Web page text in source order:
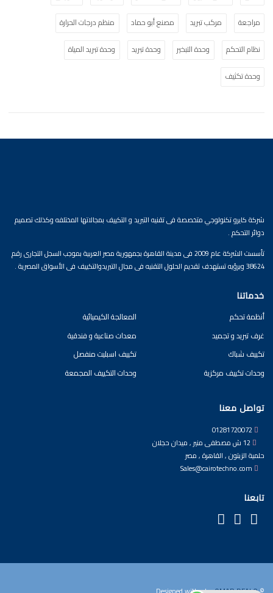
مراجعة
مركب تبريد مصنع أبو حماد
منظم درجات الحرارة
نظام التحكم
وحدة التبخير وحدة تبريد
وحدة تبريد المياة
وحدة تكثيف
شركة كايرو تكنولوجي متخصصة فى تقنيه التبريد و التكييف بمجالاتها المختلفه وكذلك تصميم
دوائر التحكم .
تأسست الشركة عام 2009 فى مدينة القاهرة بجمهورية مصر العربية بموجب السجل التجارى رقم
38624 وبرؤيه تستهدف تقديم الحلول التقنيه فى مجال التبريدوالتكييف فى الأسواق المصرية .
خدماتنا
أنظمة تحكم
المعالجة الكيميائية
غرف تبريد و تجميد
معدات صناعية و فندقية
تكييف شباك
تكييف اسبليت منفصل
وحدات تكييف مركزية
وحدات التكييف المجمعة
تواصل معنا
حلمية الزيتون , القاهرة , مصر
Sales@cairotechno.com
تابعنا